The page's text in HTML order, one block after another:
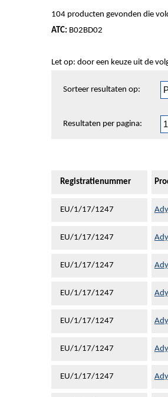
104 producten gevonden die
ATC: B02BD02
Let op: door een keuze uit de
en
Sorteer resultaten op:
Resultaten per pagina:
Registratienummer
EU/1/17/1247
EU/1/17/1247
EU/1/17/1247
EU/1/17/1247
EU/1/17/1247
EU/1/17/1247
EU/1/17/1247